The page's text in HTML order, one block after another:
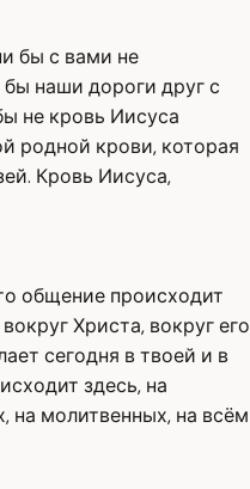
бы с вами не
наши дороги друг с
не кровь Иисуса
родной крови, которая
Кровь Иисуса,
общение происходит
Христа, вокруг его
сегодня в твоей и в
здесь, на
на молитвенных, на всём